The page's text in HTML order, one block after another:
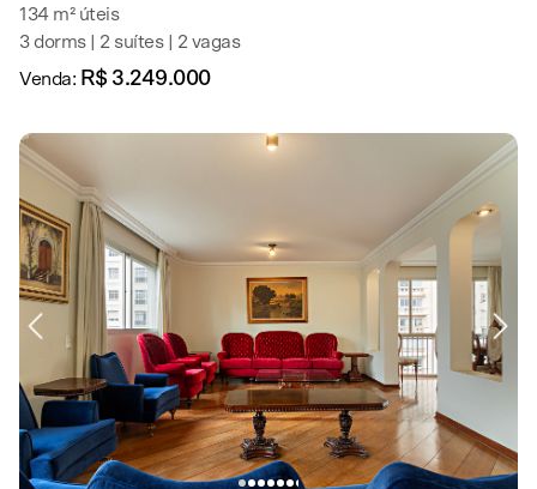
134 m² úteis
3 dorms | 2 suítes | 2 vagas
Venda: R$ 3.249.000